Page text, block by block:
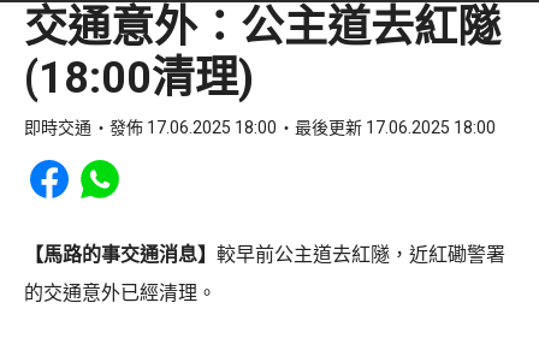
交通意外：公主道去紅隧
(18:00清理)
即時交通 發佈 17.06.2025 18:00 最後更新 17.06.2025 18:00
Share to Facebook
Share to WhatsApp
【馬路的事交通消息】 較早前公主道去紅隧，近紅磡警署
的交通意外已經清理。